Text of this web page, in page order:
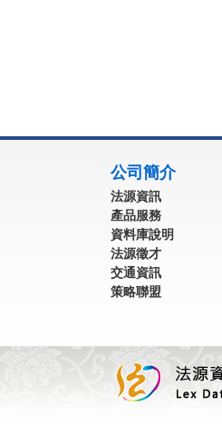
公司簡介
法源資訊
產品服務
資料庫說明
法源徵才
交通資訊
策略聯盟